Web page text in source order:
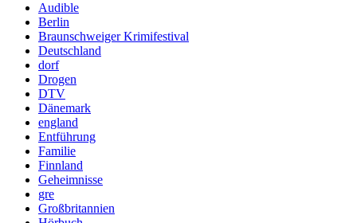
Audible
Berlin
Braunschweiger Krimifestival
Deutschland
dorf
Drogen
DTV
Dänemark
england
Entführung
Familie
Finnland
Geheimnisse
gre
Großbritannien